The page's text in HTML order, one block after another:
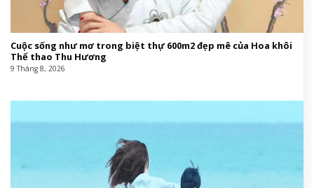
Cuộc sống như mơ trong biệt thự 600m2 đẹp mê của Hoa khôi
Thể thao Thu Hương
9 Tháng 8, 2026